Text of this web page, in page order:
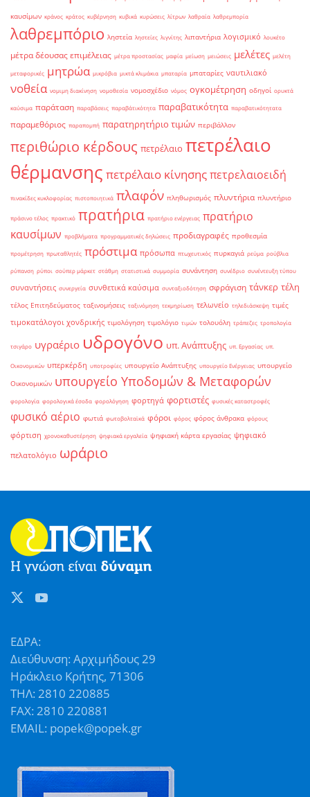
καυσίμων κράνος κράτος κυβέρνηση κυβικά κυρώσεις λίτρων λαθραία λαθρεμπορία
λαθρεμπόριο ληστεία ληστείες λιγνίτης λιπαντήρια λογισμικό λουκέτο
μέτρα δέουσας επιμέλειας μέτρα προστασίας μαφία μείωση μειώσεις μελέτες μελέτη
μεταφορικές μητρώα μικρόβια μικτά κλιμάκια μπαταρία μπαταρίες ναυτιλιακό
νοθεία νομιμη διακίνηση νομοθεσία νομοσχέδιο νόμος ογκομέτρηση οδηγοί ορυκτά
καύσιμα παράταση παραβάσεις παραβάτικότητα παραβατικότητα παραβατικότητατα
παραμεθόριος παραπομπή παρατηρητήριο τιμών περιβάλλον
περιθώριο κέρδους πετρέλαιο πετρέλαιο
θέρμανσης πετρέλαιο κίνησηςπετρελαιοειδή
πινακίδες κυκλοφορίας πιστοποιητικά πλαφόν πληθωρισμός πλυντήρια πλυντήριο
πράσινο τέλος πρακτικό πρατήρια πρατήριο ενέργειας πρατήριο
καυσίμων προβλήματα προγραμματικές δηλώσεις προδιαγραφές προθεσμία
προμέτρηση πρωταθλητές πρόστιμα πρόσωπα πτωχευτικός πυρκαγιά ρεύμα ρούβλια
ρύπανση ρύποι σούπερ μάρκετ στάθμη στατιστικά συμμορία συνάντηση συνέδριο συνέντευξη τύπου
συναντήσεις συνεργεία συνθετικά καύσιμα συνταξιοδότηση σφράγιση τάνκερ τέλη
τέλος Επιτηδεύματος ταξινομήσεις ταξινόμηση τεκμηρίωση τελωνείο τηλεδιάσκεψη τιμές
τιμοκατάλογοι χονδρικής τιμολόγηση τιμολόγιο τιμών τολουόλη τράπεζες τροπολογία
τσιγάρο υγραέριο υδρογόνο υπ. Ανάπτυξης υπ. Εργασίας υπ.
Οικονομικών υπερκέρδη υποτροφίες υπουργείο Ανάπτυξης υπουργείο Ενέργειας υπουργείο
Οικονομικών υπουργείο Υποδομών & Μεταφορών
φορολογία φορολογικά έσοδα φορολόγηση φορτηγά φορτιστές φυσικές καταστροφές
φυσικό αέριο φωτιά φωτοβολταϊκά φόροι φόρος φόρος άνθρακα φόρους
φόρτιση χρονοκαθυστέρηση ψηφιακά εργαλεία ψηφιακή κάρτα εργασίας ψηφιακό
πελατολόγιο ωράριο
ΕΔΡΑ:
Διεύθυνση: Αρχιμήδους 29
Ηράκλειο Κρήτης, 71306
ΤΗΛ: 2810 220885
FAX: 2810 220881
EMAIL: popek@popek.gr